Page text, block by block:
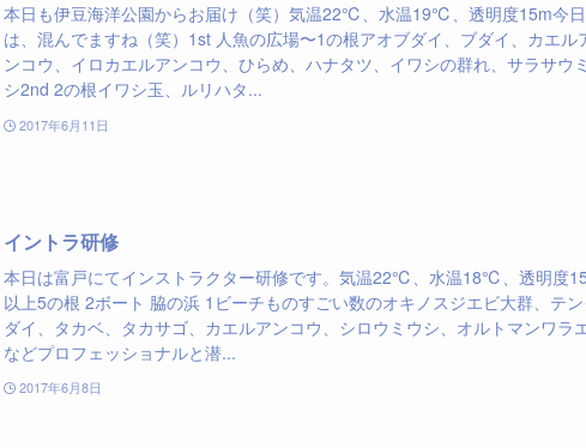
本日も伊豆海洋公園からお届け（笑）気温22℃、水温19℃、透明度15m今日
は、混んでますね（笑）1st 人魚の広場〜1の根アオブダイ、ブダイ、カエル
ンコウ、イロカエルアンコウ、ひらめ、ハナタツ、イワシの群れ、サラサウ
シ2nd 2の根イワシ玉、ルリハタ...
2017年6月11日
イントラ研修
本日は富戸にてインストラクター研修です。気温22℃、水温18℃、透明度
以上5の根 2ボート 脇の浜 1ビーチものすごい数のオキノスジエビ大群、テ
ダイ、タカベ、タカサゴ、カエルアンコウ、シロウミウシ、オルトマンワラ
などプロフェッショナルと潜...
2017年6月8日